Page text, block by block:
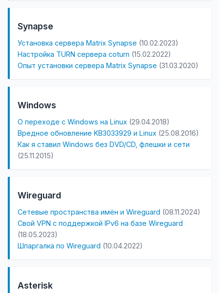
Synapse
Установка сервера Matrix Synapse (10.02.2023)
Настройка TURN сервера coturn (15.02.2022)
Опыт установки сервера Matrix Synapse (31.03.2020)
Windows
О переходе с Windows на Linux (29.04.2018)
Вредное обновление KB3033929 и Linux (25.08.2016)
Как я ставил Windows без DVD/CD, флешки и сети
(25.11.2015)
Wireguard
Сетевые пространства имён и Wireguard (08.11.2024)
Свой VPN с поддержкой IPv6 на базе Wireguard
(18.05.2023)
Шпаргалка по Wireguard (10.04.2022)
Asterisk